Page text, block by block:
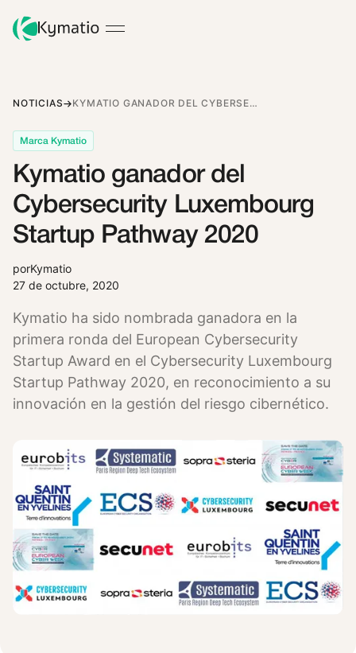
NOTICIAS KYMATIO GANADOR DEL CYBERSECURITY LUXEMBOURG STARTUP PATHWAY 2020
Marca Kymatio
Kymatio ganador del
Cybersecurity Luxembourg
Startup Pathway 2020
porKymatio
27 de octubre, 2020
Kymatio ha sido nombrada ganadora en la
primera ronda del European Cybersecurity
Startup Award en el Cybersecurity Luxembourg
Startup Pathway 2020, en reconocimiento a su
innovación en la gestión del riesgo cibernético.